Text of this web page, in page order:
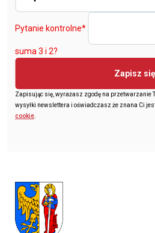
Pytanie kontrolne*
suma 3 i 2?
Zapisz się
Zapisując się, wyrażasz zgodę na przetwarzanie
wysyłki newslettera i oświadczasz że znana Ci
cookie.